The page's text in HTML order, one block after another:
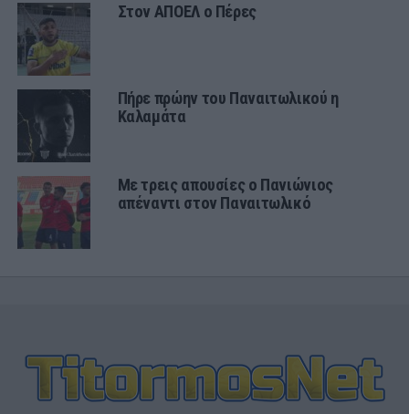
Στον ΑΠΟΕΛ ο Πέρες
Πήρε πρώην του Παναιτωλικού η
Καλαμάτα
Με τρεις απουσίες ο Πανιώνιος
απέναντι στον Παναιτωλικό